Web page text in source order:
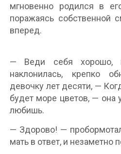
мгновенно родился в
поражаясь собственной
вперед.
— Веди себя хорошо,
наклонилась, крепко
девочку лет десяти, —
будет море цветов, — она
любишь.
— Здорово! —
мать в ответ, и незаметно